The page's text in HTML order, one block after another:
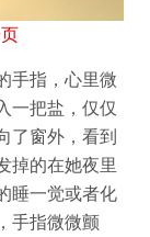
指，心里微
一把盐，仅仅
了窗外，看到
掉的在她夜里
睡一觉或者化
手指微微颤